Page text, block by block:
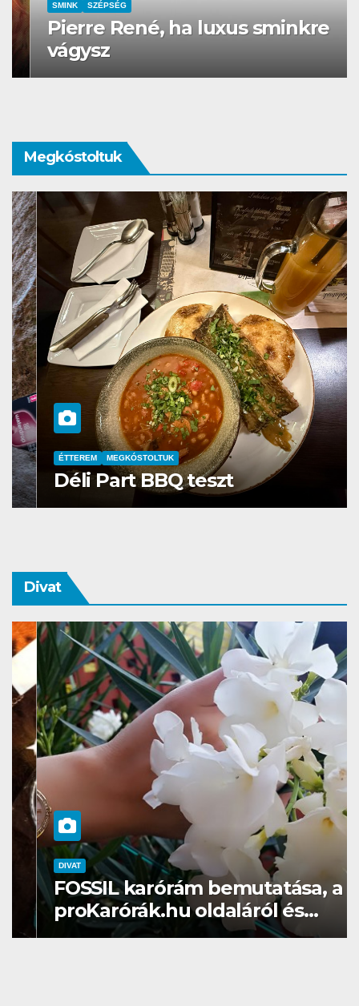
SMINK SZÉPSÉG
Pierre René, ha luxus sminkre
vágysz
Megkóstoltuk
ÉTTEREM MEGKÓSTOLTUK
Déli Part BBQ teszt
Divat
DIVAT
FOSSIL karórám bemutatása, a
proKarórák.hu oldaláról és
ajánlásaim